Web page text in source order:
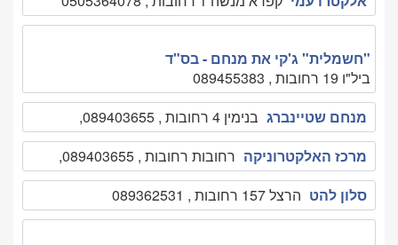
"חשמלית" ג'קי את מנחם - בס"ד
ביל"ו 19 רחובות , 089455383
מנחם שטיינברג בנימין 4 רחובות , 089403655,
מרכז האלקטרוניקה רחובות רחובות , 089403655,
סלון להט הרצל 157 רחובות , 089362531